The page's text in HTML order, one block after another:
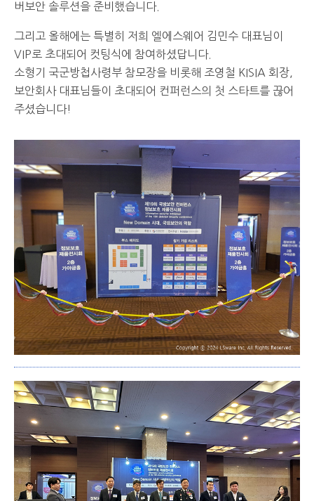
버보안 솔루션을 준비했습니다.
그리고 올해에는 특별히 저희 엘에스웨어 김민수 대표님이
VIP로 초대되어 컷팅식에 참여하셨답니다.
소형기 국군방첩사령부 참모장을 비롯해 조영철 KISIA 회장,
보안회사 대표님들이 초대되어 컨퍼런스의 첫 스타트를 끊어
주셨습니다!